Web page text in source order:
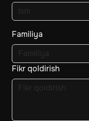
Familiya
Fikr qoldirish